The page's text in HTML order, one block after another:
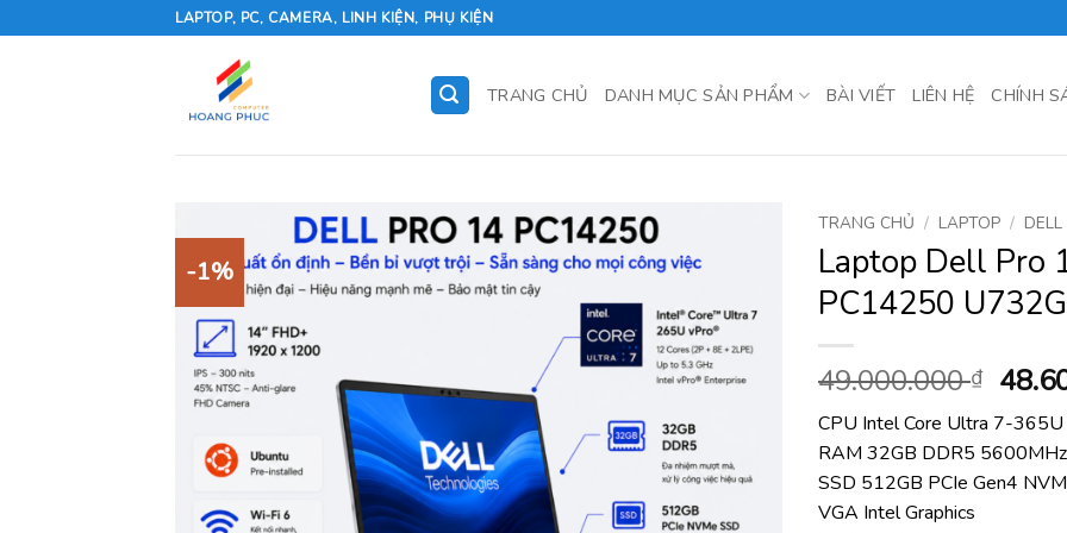
to
LAPTOP, PC, CAMERA, LINH KIỆN, PHỤ KIỆN
TRANG CHỦ DANH MỤC SẢN PHẨM BÀI VIẾT LIÊN HỆ CHÍNH
-1%
TRANG CHỦ / LAPTOP / DELL
Laptop Dell Pro
PC14250
49.000.000₫ Giá
gốc
là:
CPU Intel Core Ultra 7-
RAM 32GB DDR5 5600MHz
SSD 512GB PCIe Gen4
VGA Intel Graphics